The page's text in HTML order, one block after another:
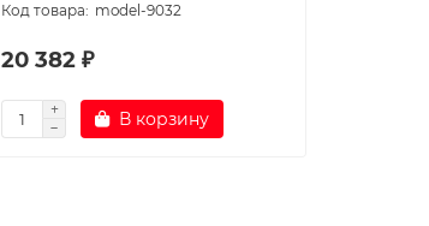
model-9032
20 382 ₽
В корзину